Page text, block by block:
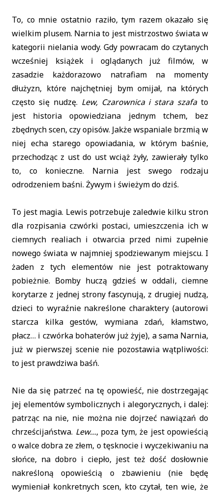
To, co mnie ostatnio raziło, tym razem okazało się
wielkim plusem. Narnia to jest mistrzostwo świata w
kategorii nielania wody. Gdy powracam do czytanych
wcześniej książek i oglądanych już filmów, w
zasadzie każdorazowo natrafiam na momenty
dłużyzn, które najchętniej bym omijał, na których
często się nudzę. Lew, Czarownica i stara szafato
jest historia opowiedziana jednym tchem, bez
zbędnych scen, czy opisów. Jakże wspaniale brzmią w
niej echa starego opowiadania, w którym baśnie,
przechodząc z ust do ust wciąż żyły, zawierały tylko
to, co konieczne. Narnia jest swego rodzaju
odrodzeniem baśni. Żywym i świeżym do dziś.
To jest magia. Lewis potrzebuje zaledwie kilku stron
dla rozpisania czwórki postaci, umieszczenia ich w
ciemnych realiach i otwarcia przed nimi zupełnie
nowego świata w najmniej spodziewanym miejscu. I
żaden z tych elementów nie jest potraktowany
pobieżnie. Bomby huczą gdzieś w oddali, ciemne
korytarze z jednej strony fascynują, z drugiej nudzą,
dzieci to wyraźnie nakreślone charaktery (autorowi
starcza kilka gestów, wymiana zdań, kłamstwo,
płacz… i czwórka bohaterów już żyje), a sama Narnia,
już w pierwszej scenie nie pozostawia wątpliwości:
to jest prawdziwa baśń.
Nie da się patrzeć na tę opowieść, nie dostrzegając
jej elementów symbolicznych i alegorycznych, i dalej:
patrząc na nie, nie można nie dojrzeć nawiązań do
chrześcijaństwa. Lew…, poza tym, że jest opowieścią
o walce dobra ze złem, o tęsknocie i wyczekiwaniu na
słońce, na dobro i ciepło, jest też dość dosłownie
nakreśloną opowieścią o zbawieniu (nie będę
wymieniał konkretnych scen, kto czytał, ten wie, że